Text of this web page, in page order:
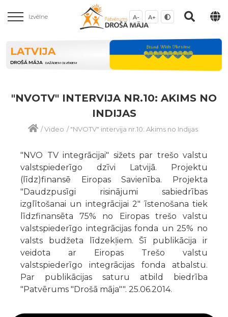
Izvēlne A- A+
LATVIJA
DROŠĀ MĀJA DAŽĀDIEM CILVĒKIEM
"NVOTV" INTERVIJA NR.10: AKIMS NO
INDIJAS
/Video /"NVOTV" intervija nr.10: Akims no Indijas
"NVO TV integrācijai" sižets par trešo valstu
valstspiederīgo dzīvi Latvijā. Projektu
(līdz)finansē Eiropas Savienība. Projekta
"Daudzpusīgi risinājumi sabiedrības
izglītošanai un integrācijai 2" īstenošana tiek
līdzfinansēta 75% no Eiropas trešo valstu
valstspiederīgo integrācijas fonda un 25% no
valsts budžeta līdzekļiem. Šī publikācija ir
veidota ar Eiropas Trešo valstu
valstspiederīgo integrācijas fonda atbalstu.
Par publikācijas saturu atbild biedrība
"Patvērums "Drošā māja"". 25.06.2014.